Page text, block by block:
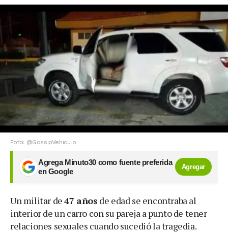
Foto: @GossipVehiculo
Agrega Minuto30 como fuente preferida
en Google
Agregar
Un militar de47 años de edad se encontraba al
interior de un carro con su pareja a punto de tener
relaciones sexuales cuando sucedió la tragedia.